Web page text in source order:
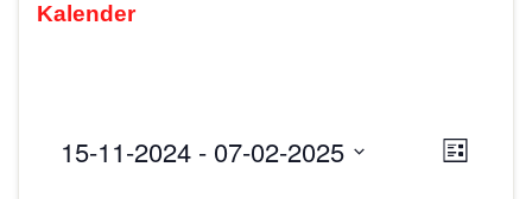
Kalender
AV
L
15-11-2024 - 07-02-2025